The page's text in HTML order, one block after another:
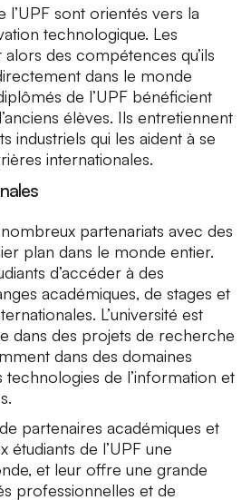
l’UPF sont orientés vers la
technologique. Les
des compétences qu’ils
dans le monde
de l’UPF bénéficient
élèves. Ils entretiennent
industriels qui les aident à se
internationales.
partenariats avec des
plan dans le monde entier.
d’accéder à des
académiques, de stages et
L’université est
dans des projets de recherche
dans des domaines
technologies de l’information et
partenaires académiques et
étudiants de l’UPF une
et leur offre une grande
professionnelles et de